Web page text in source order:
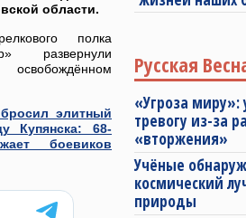
области.
полка
развернули
элитный
Купянска: 68-
боевиков
Русская
«Угроза
тревогу из-за
«вторжения»
Учёные
космический
природы